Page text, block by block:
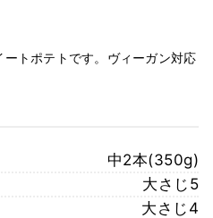
トポテトです。ヴィーガン対応
中2本(350g)
大さじ5
大さじ4